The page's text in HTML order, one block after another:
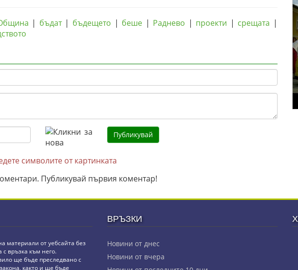
| бъдат| бъдещето | беше | Раднево | проекти | срещата |
символите от картинката
Публикувай първия коментар!
материали от уебсайта без
връзка към него.
ще бъде преследвано с
както и ще бъде
ВРЪЗКИ
Новини от днес
Новини от вчера